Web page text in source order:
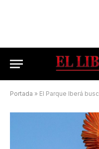
Portada » El Parque Iberá busca